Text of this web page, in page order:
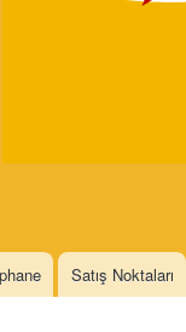
Satış Noktaları